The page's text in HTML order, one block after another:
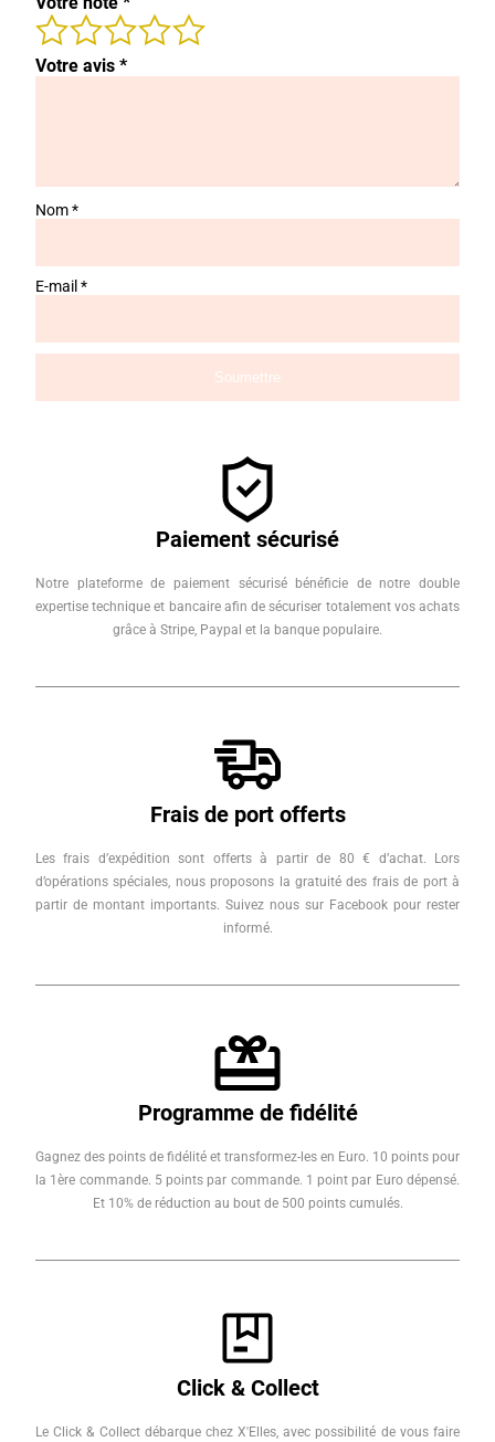
Votre avis *
Nom*
E-mail *
Paiement sécurisé
Notre plateforme de paiement sécurisé bénéficie de notre double
expertise technique et bancaire afin de sécuriser totalement vos achats
grâce à Stripe, Paypal et la banque populaire.
Frais de port offerts
Les frais d’expédition sont offerts à partir de 80 € d’achat. Lors
d’opérations spéciales, nous proposons la gratuité des frais de port à
partir de montant importants. Suivez nous sur Facebook pour rester
informé.
Programme de fidélité
Gagnez des points de fidélité et transformez-les en Euro. 10 points pour
la 1ère commande. 5 points par commande. 1 point par Euro dépensé.
Et 10% de réduction au bout de 500 points cumulés.
Click & Collect
Le Click & Collect débarque chez X'Elles, avec possibilité de vous faire